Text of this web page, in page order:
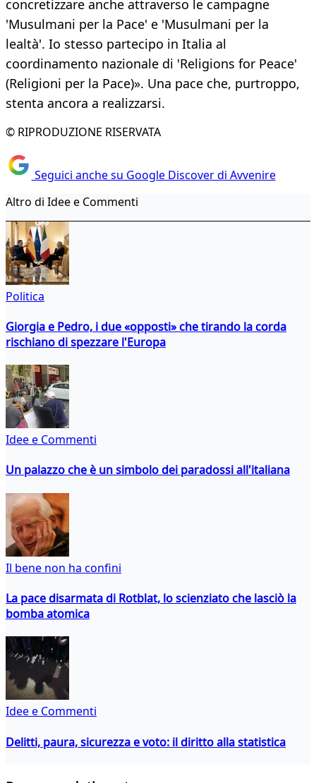
concretizzare anche attraverso le campagne
'Musulmani per la Pace' e 'Musulmani per la
lealtà'. Io stesso partecipo in Italia al
coordinamento nazionale di 'Religions for Peace'
(Religioni per la Pace)». Una pace che, purtroppo,
stenta ancora a realizzarsi.
© RIPRODUZIONE RISERVATA
Seguici anche su Google Discover di Avvenire
Altro di Idee e Commenti
Politica
Giorgia e Pedro, i due «opposti» che tirando la corda
rischiano di spezzare l'Europa
Idee e Commenti
Un palazzo che è un simbolo dei paradossi all'italiana
Il bene non ha confini
La pace disarmata di Rotblat, lo scienziato che lasciò la
bomba atomica
Idee e Commenti
Delitti, paura, sicurezza e voto: il diritto alla statistica